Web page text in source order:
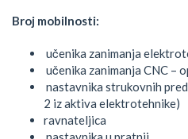
Broj mobilnosti:
učenika zanimanja
učenika zanimanja CNC –
nastavnika strukovnih
2 iz aktiva elektrotehnike)
ravnateljica